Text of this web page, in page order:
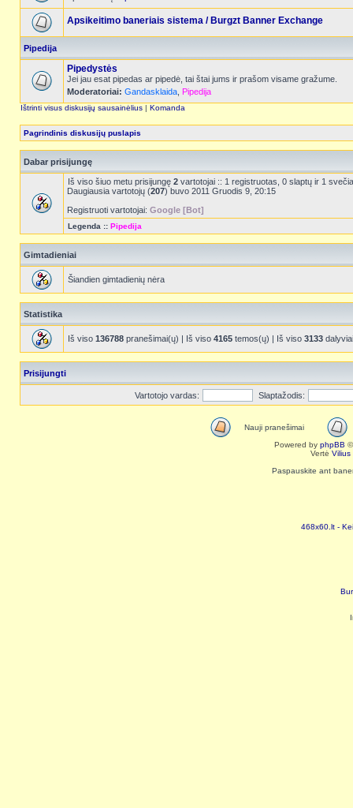
Apsikeitimo baneriais sistema / Burgzt Banner Exchange
Pipedija
Pipedystės
Jei jau esat pipedas ar pipedė, tai štai jums ir prašom visame gražume.
Moderatoriai: Gandasklaida Pipedija
Ištrinti visus diskusijų sausainėlius | Komanda
Pagrindinis diskusijų puslapis
Dabar prisijungę
Iš viso šiuo metu prisijungę 2 vartotojai :: 1 registruotas, 0 slaptų ir 1
Daugiausia vartotojų (207) buvo 2011 Gruodis 9, 20:15
Registruoti vartotojai: Google [Bot]
Legenda :: Pipedija
Gimtadieniai
Šiandien gimtadienių nėra
Statistika
Iš viso 136788 pranešimai(ų) | Iš viso 4165 temos(ų) | Iš viso 3133
Prisijungti
Vartotojo vardas: Slaptažodis:
Nauji pranešimai
Powered by phpBB
Vertė Vilius
Paspauskite ant
468x60.lt -